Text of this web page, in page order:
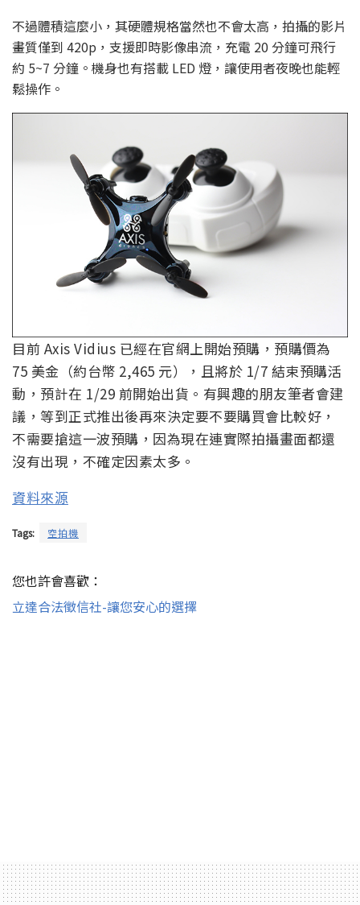
不過體積這麼小，其硬體規格當然也不會太高，拍攝的影片
畫質僅到 420p，支援即時影像串流，充電 20 分鐘可飛行
約 5~7 分鐘。機身也有搭載 LED 燈，讓使用者夜晚也能輕
鬆操作。
目前 Axis Vidius 已經在官網上開始預購，預購價為
75 美金（約台幣 2,465 元），且將於 1/7 結束預購活
動，預計在 1/29 前開始出貨。有興趣的朋友筆者會建
議，等到正式推出後再來決定要不要購買會比較好，
不需要搶這一波預購，因為現在連實際拍攝畫面都還
沒有出現，不確定因素太多。
資料來源
Tags: 空拍機
您也許會喜歡：
立達合法徵信社-讓您安心的選擇